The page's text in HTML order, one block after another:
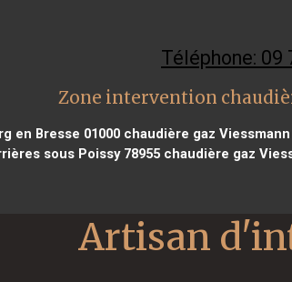
Téléphone: 09
Zone intervention
en Bresse 01000chaudière gaz Viessmann
sous Poissy 78955 chaudière gaz
Artisan